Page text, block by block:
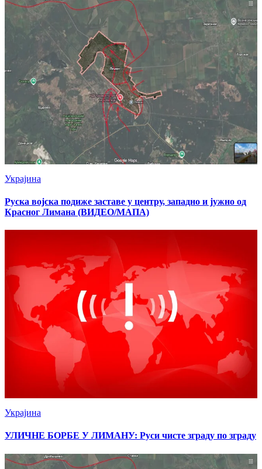
Украјина
Руска војска подиже заставе у центру, западно и јужно од
Красног Лимана (ВИДЕО/МАПА)
Украјина
УЛИЧНЕ БОРБЕ У ЛИМАНУ: Руси чисте зграду по зграду